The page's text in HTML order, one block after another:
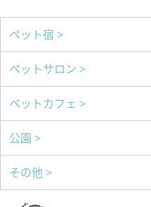
ペット宿 >
ペットサロン >
ペットカフェ >
公園 >
その他 >